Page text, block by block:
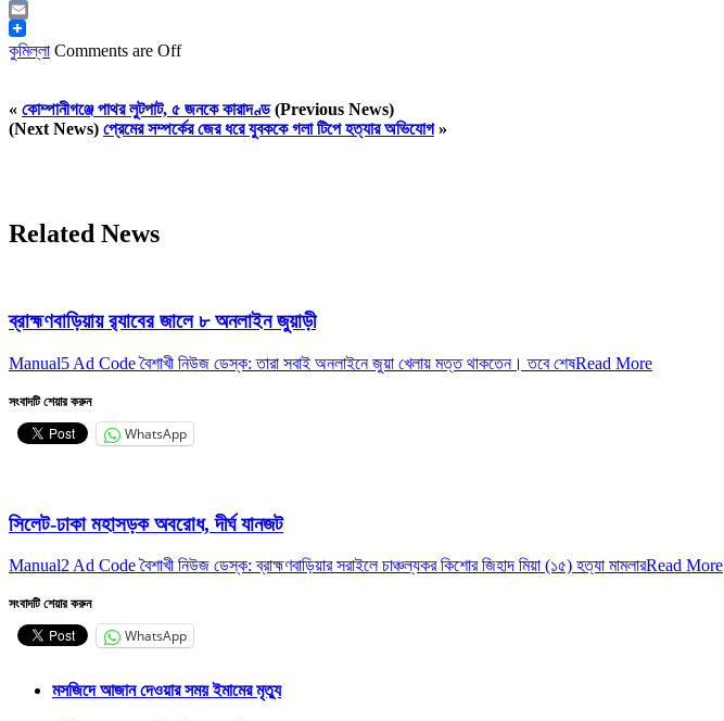
Messenger
Email
কুমিল্লা Comments are Off
« কোম্পানীগঞ্জে পাথর লুটপাট, ৫ জনকে কারাদণ্ড(Previous News)
(Next News) প্রেমের সম্পর্কের জের ধরে যুবককে গলা টিপে হত্যার অভিযোগ»
Related News
ব্রাহ্মণবাড়িয়ায় র‌্যাবের জালে ৮ অনলাইন জুয়াড়ী
Manual5 Ad Code বৈশাখী নিউজ ডেস্ক: তারা সবাই অনলাইনে জুয়া খেলায় মত্ত থাকতেন। তবে শেষRead More
সংবাদটি শেয়ার করুন
WhatsApp
সিলেট-ঢাকা মহাসড়ক অবরোধ, দীর্ঘ যানজট
Manual2 Ad Code বৈশাখী নিউজ ডেস্ক: ব্রাহ্মণবাড়িয়ার সরাইলে চাঞ্চল্যকর কিশোর জিহাদ মিয়া (১৫) হত্যা মামলারRead More
সংবাদটি শেয়ার করুন
WhatsApp
মসজিদে আজান দেওয়ার সময় ইমামের মৃত্যু